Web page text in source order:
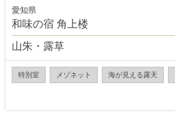
愛知県
和味の宿 角上楼
山朱・露草
特別室 メゾネット 海が見える露天